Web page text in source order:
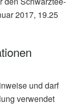
2017, 19.25
und darf
verwendet